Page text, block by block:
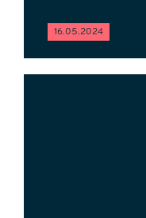
16.05.2024